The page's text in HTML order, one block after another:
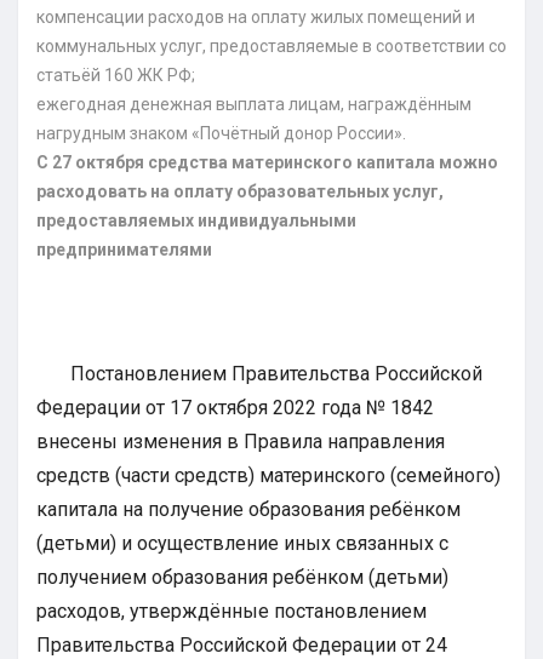
компенсации расходов на оплату жилых помещений и
коммунальных услуг, предоставляемые в соответствии со
статьёй 160 ЖК РФ;
ежегодная денежная выплата лицам, награждённым
нагрудным знаком «Почётный донор России».
С 27 октября средства материнского капитала можно
расходовать на оплату образовательных услуг,
предоставляемых индивидуальными
предпринимателями
Постановлением Правительства Российской
Федерации от 17 октября 2022 года № 1842
внесены изменения в Правила направления
средств (части средств) материнского (семейного)
капитала на получение образования ребёнком
(детьми) и осуществление иных связанных с
получением образования ребёнком (детьми)
расходов, утверждённые постановлением
Правительства Российской Федерации от 24